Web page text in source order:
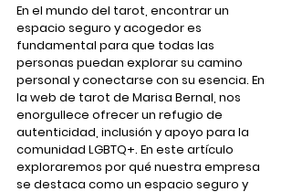
En el mundo del tarot, encontrar un
espacio seguro y acogedor es
fundamental para que todas las
personas puedan explorar su camino
personal y conectarse con su esencia. En
la web de tarot de Marisa Bernal, nos
enorgullece ofrecer un refugio de
autenticidad, inclusión y apoyo para la
comunidad LGBTQ+. En este artículo
exploraremos por qué nuestra empresa
se destaca como un espacio seguro y